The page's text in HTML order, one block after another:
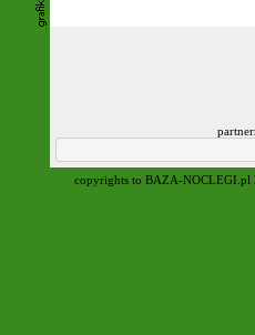
copyrights to BAZA-NOCLEGI.pl